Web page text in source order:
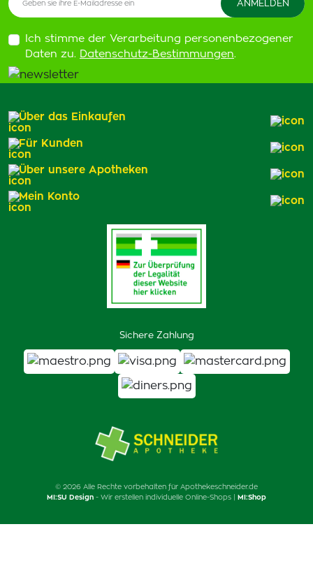
Ich stimme der Verarbeitung personenbezogener
Daten zu. Datenschutz-Bestimmungen.
Sichere Zahlung
Über das Einkaufen
Für Kunden
Über unsere Apotheken
Mein Konto
© 2026 Alle Rechte vorbehalten für Apothekeschneider.de
MI:SU Design - Wir erstellen individuelle Online-Shops | MI:Shop